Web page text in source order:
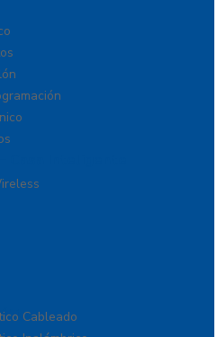
Casa Inteligente
Cableado